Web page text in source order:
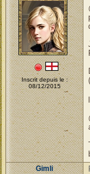
Inscrit depuis le :
08/12/2015
Gimli